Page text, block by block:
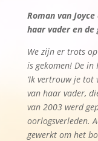
Roman van
haar vader en de
We zijn er trots
is gekomen! De in
‘Ik vertrouw je tot
van haar vader,
van 2003 werd
oorlogsverleden.
gewerkt om het